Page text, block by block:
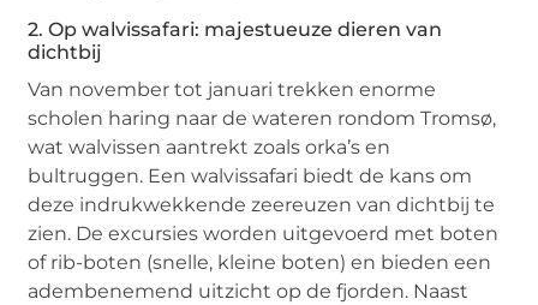
2. Op walvissafari: majestueuze dieren van
dichtbij
Van november tot januari trekken enorme
scholen haring naar de wateren rondom Tromsø,
wat walvissen aantrekt zoals orka’s en
bultruggen. Een walvissafari biedt de kans om
deze indrukwekkende zeereuzen van dichtbij te
zien. De excursies worden uitgevoerd met boten
of rib-boten (snelle, kleine boten) en bieden een
adembenemend uitzicht op de fjorden. Naast